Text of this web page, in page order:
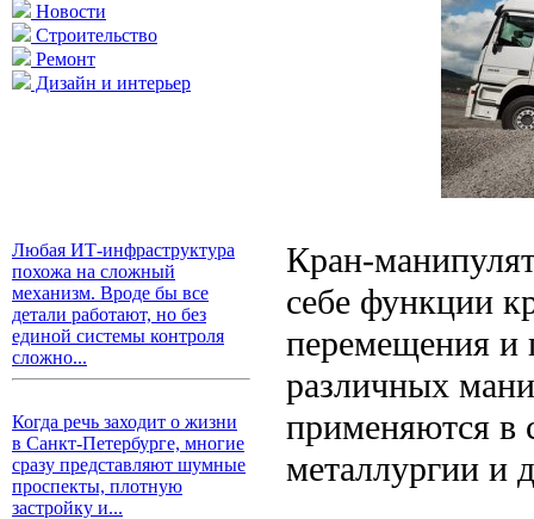
Новости
Строительство
Ремонт
Дизайн и интерьер
Любая ИТ-инфраструктура
похожа на сложный
механизм. Вроде бы все
детали работают, но без
единой системы контроля
сложно...
Когда речь заходит о жизни
в Санкт-Петербурге, многие
сразу представляют шумные
проспекты, плотную
застройку и...
Кран-
себе функции
перемещения и
различных
применяются в
металлургии и